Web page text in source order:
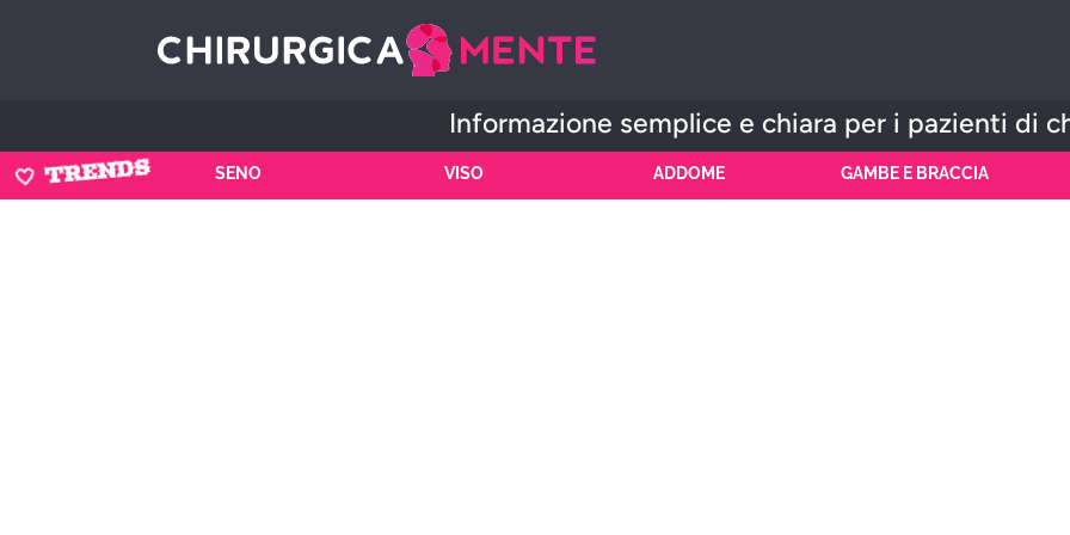
Informazione semplice e chiara per i pazienti di
SENO
🤍 TRENDS VISO ADDOME GAMBE E BRACCIA